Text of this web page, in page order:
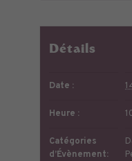
Détails
Date :
Heure :
Catégories
d’Évènement: